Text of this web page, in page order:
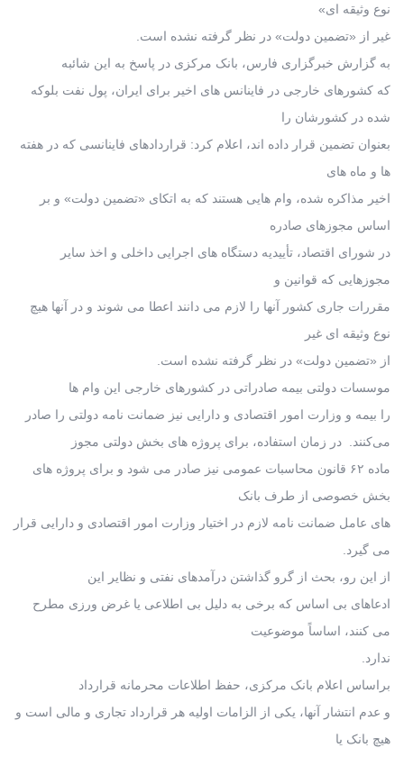
نوع وثیقه ای»
غیر از «تضمین دولت» در نظر گرفته نشده است.
به گزارش خبرگزاری فارس، بانک مرکزی در پاسخ به این شائبه
که کشورهای خارجی در فاینانس های اخیر برای ایران، پول نفت بلوکه
شده در کشورشان را
بعنوان تضمین قرار داده اند، اعلام کرد: قراردادهای فاینانسی که در هفته
ها و ماه های
اخیر مذاکره شده، وام هایی هستند که به اتکای «تضمین دولت» و بر
اساس مجوزهای صادره
در شورای اقتصاد، تأییدیه دستگاه های اجرایی داخلی و اخذ سایر
مجوزهایی که قوانین و
مقررات جاری کشور آنها را لازم می دانند اعطا می شوند و در آنها هیچ
نوع وثیقه ای غیر
از «تضمین دولت» در نظر گرفته نشده است.
موسسات دولتی بیمه صادراتی در کشورهای خارجی این وام ها
را بیمه و وزارت امور اقتصادی و دارایی نیز ضمانت نامه دولتی را صادر
می‌کنند. در زمان استفاده، برای پروژه های بخش دولتی مجوز
ماده ۶۲ قانون محاسبات عمومی نیز صادر می شود و برای پروژه های
بخش خصوصی از طرف بانک
های عامل ضمانت نامه لازم در اختیار وزارت امور اقتصادی و دارایی قرار
می گیرد.
از این رو، بحث از گرو گذاشتن درآمدهای نفتی و نظایر این
ادعاهای بی اساس که برخی به دلیل بی اطلاعی یا غرض ورزی مطرح
می کنند، اساساً موضوعیت
ندارد.
براساس اعلام بانک مرکزی، حفظ اطلاعات محرمانه قرارداد
و عدم انتشار آنها، یکی از الزامات اولیه هر قرارداد تجاری و مالی است و
هیچ بانک یا